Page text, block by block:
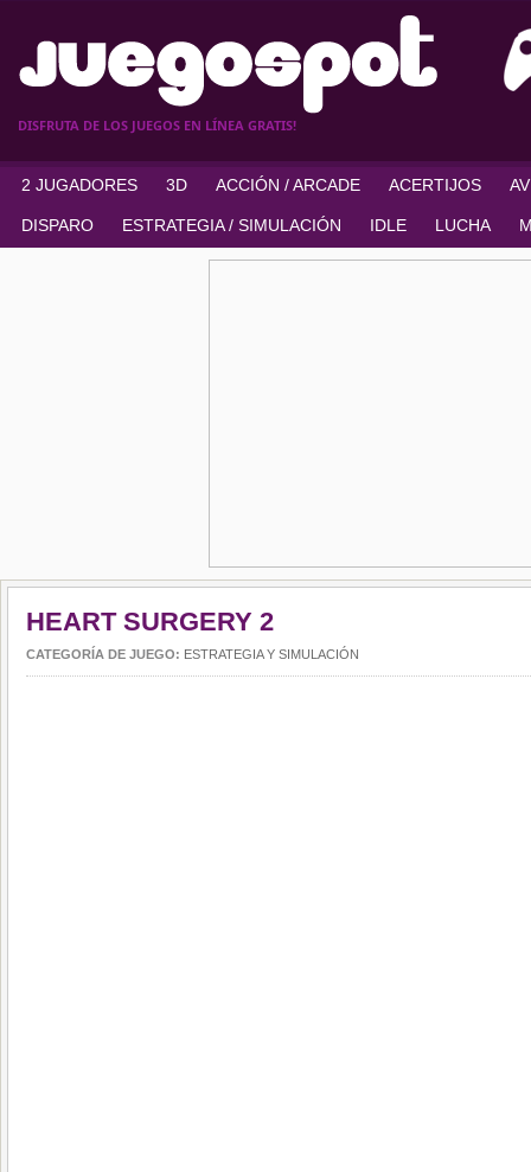
DISFRUTA DE LOS JUEGOS EN LÍNEA GRATIS!
2 JUGADORES 3D ACCIÓN / ARCADE ACERTIJOS
DISPARO ESTRATEGIA / SIMULACIÓN IDLE LUCHA
HEART SURGERY 2
CATEGORÍA DE JUEGO: ESTRATEGIA Y SIMULACIÓN